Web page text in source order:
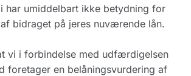
har umiddelbart ikke betydning for
bidraget på jeres nuværende lån.
vi i forbindelse med udfærdigelsen
foretager en belåningsvurdering af